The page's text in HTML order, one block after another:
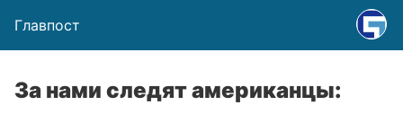
Главпост
За нами следят американцы: